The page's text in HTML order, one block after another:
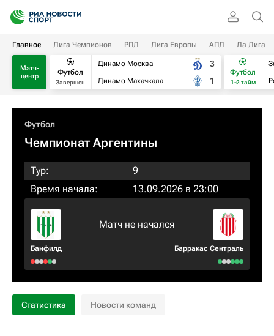
Главное Лига Чемпионов РПЛ Лига Европы АПЛ Ла Лига
Матч-
центр
Футбол
Завершен
Динамо Москва
Динамо Махачкала
3
1
Футбол
1-й тайм
Футбол
Чемпионат Аргентины
Тур:
9
Время начала:
13.09.2026 в 23:00
Банфилд
Матч не начался
Барракас Сентраль
Статистика Новости команд